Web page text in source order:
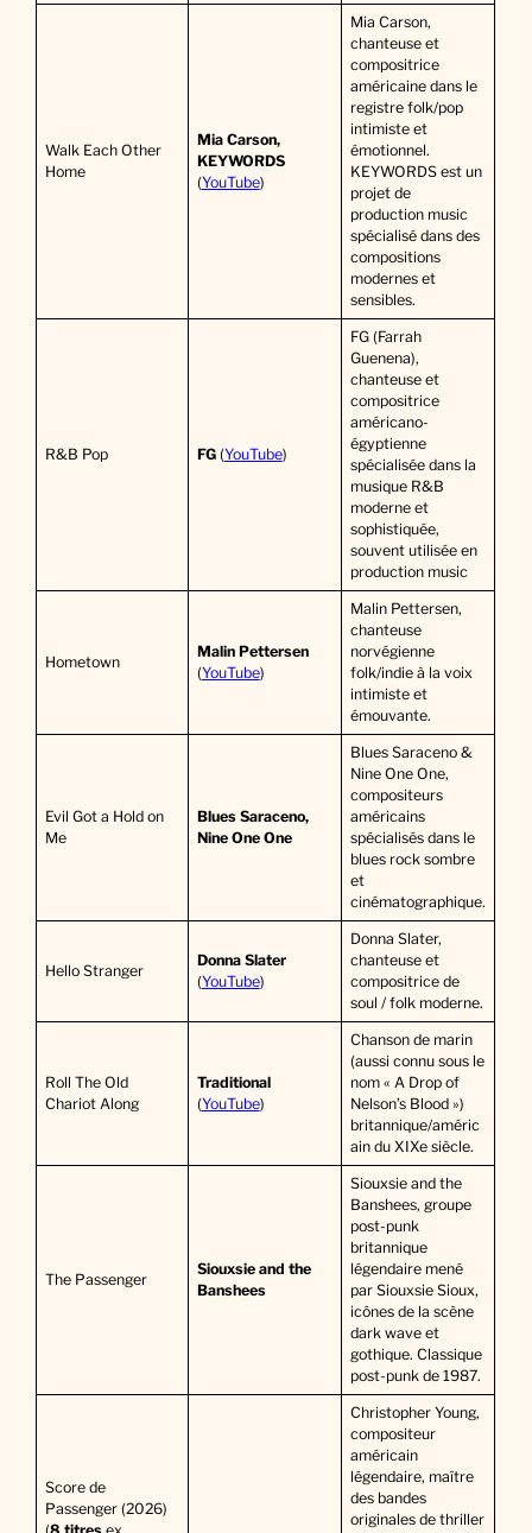
Walk Each Other
Home
Mia Carson,
KEYWORDS
(YouTube)
Mia Carson,
chanteuse et
compositrice
américaine dans le
registre folk/pop
intimiste et
émotionnel.
KEYWORDS est un
projet de
production music
spécialisé dans des
compositions
modernes et
sensibles.
R&B Pop FG(YouTube)
FG (Farrah
Guenena),
chanteuse et
compositrice
américano-
égyptienne
spécialisée dans la
musique R&B
moderne et
sophistiquée,
souvent utilisée en
production music
Hometown
Malin Pettersen
(YouTube)
Malin Pettersen,
chanteuse
norvégienne
folk/indie à la voix
intimiste et
émouvante.
Evil Got a Hold on
Me
Blues Saraceno,
Nine One One
Blues Saraceno &
Nine One One,
compositeurs
américains
spécialisés dans le
blues rock sombre
et
cinématographique.
Hello Stranger
Donna Slater
(YouTube)
Donna Slater,
chanteuse et
compositrice de
soul / folk moderne.
Roll The Old
Chariot Along
Traditional
(YouTube)
Chanson de marin
(aussi connu sous le
nom « A Drop of
Nelson’s Blood »)
britannique/améric
ain du XIXe siècle.
The Passenger
Siouxsie and the
Banshees
Siouxsie and the
Banshees, groupe
post-punk
britannique
légendaire mené
par Siouxsie Sioux,
icônes de la scène
dark wave et
gothique. Classique
post-punk de 1987.
Score de
Passenger (2026)
Christopher Young,
compositeur
américain
légendaire, maître
des bandes
originales de thriller